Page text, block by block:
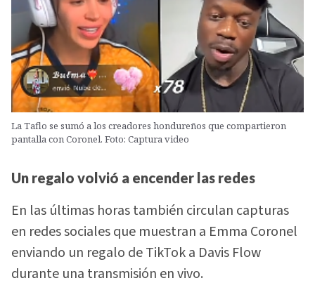
La Taflo se sumó a los creadores hondureños que compartieron
pantalla con Coronel. Foto: Captura video
Un regalo volvió a encender las redes
En las últimas horas también circulan capturas
en redes sociales que muestran a Emma Coronel
enviando un regalo de TikTok a Davis Flow
durante una transmisión en vivo.